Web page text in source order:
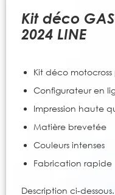
Kit déco
2024 LINE
Kit déco motocross
Configurateur en
Impression haute
Matière brevetée
Couleurs intenses
Fabrication rapide
Description ci-dessous.
beginning
gallery